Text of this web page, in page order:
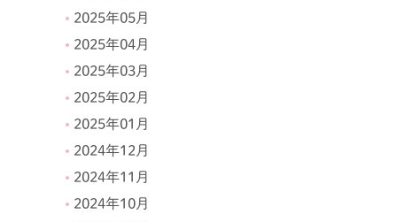
2025年05月
2025年04月
2025年03月
2025年02月
2025年01月
2024年12月
2024年11月
2024年10月